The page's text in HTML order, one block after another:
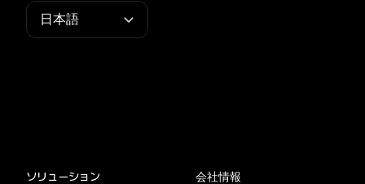
Select Language
日本語
ソリューション 会社情報